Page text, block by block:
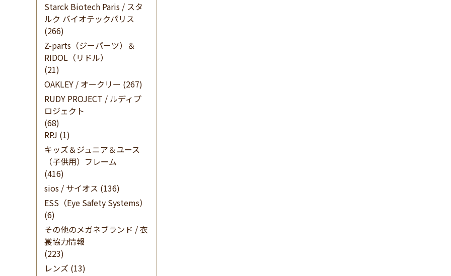
Starck Biotech Paris / スタ
ルク バイオテックパリス
(266)
Z-parts（ジーパーツ）＆
RIDOL（リドル）
(21)
OAKLEY / オークリー (267)
RUDY PROJECT / ルディプ
ロジェクト
(68)
RPJ (1)
キッズ＆ジュニア＆ユース
（子供用）フレーム
(416)
sios / サイオス (136)
ESS（Eye Safety Systems）
(6)
その他のメガネブランド / 衣
裳協力情報
(223)
レンズ (13)